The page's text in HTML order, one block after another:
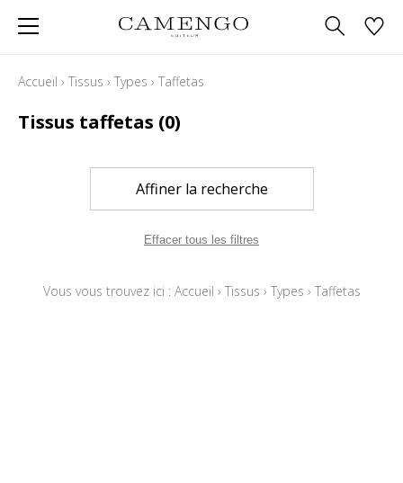
Accueil › Tissus › Types › Taffetas
Tissus taffetas (0)
Affiner la recherche
Effacer tous les filtres
Vous vous trouvez ici : Accueil › Tissus › Types › Taffetas